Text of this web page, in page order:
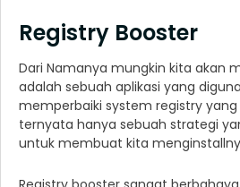
Registry Booster
Dari Namanya mungkin kita akan
adalah sebuah aplikasi yang
memperbaiki system registry yang
ternyata hanya sebuah strategi
untuk membuat kita